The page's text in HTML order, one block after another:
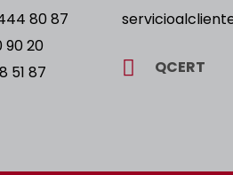
80 87
90 20
51 87
QCERT